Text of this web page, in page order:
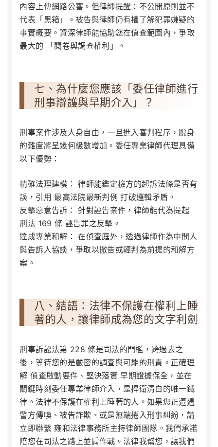
內容上傳網路公審。但律師提醒：不公開原則並不
代表「黑箱」。被告與律師仍有權了解犯罪嫌疑的
事實概要。資深律師能協助您在偵查範圍內，爭取
最大的 「閱卷與調查權利」。
七、為什麼您應該「委任律師進行
刑事辯護與早期介入」？
刑事案件涉及人身自由，一旦進入審判程序，脫身
的難度將呈幾何級數增加。委任專業律師代理具備
以下優勢：
精確法理建模： 律師能鑑定檢方的起訴法條是否有
誤，引用 最高法院最新判例 打破邏輯矛盾。
反擊惡意告訴：
針對誣告案件，律師能代為提起
刑法 169 條 誣告罪之反擊。
達成專業和解： 在偵查庭外，透過律師作為中間人
與告訴人協談，爭取以撤告或輕判為前提的和解方
案。
八、結語：法律不保護在權利上睡
著的人，讓律師成為您的文字利劍
刑事訴訟法第 228 條是司法的門檻，跨過去之
後，等待您的是嚴密的調查與可能的刑責。正確理
解偵查啟動要件 、堅決落實早期證據保全 ，並在
關鍵時刻委任專業律師介入，是捍衛清白的唯一鐵
律。法律不保護在權利上睡著的人。如果您正遭遇
警方傳喚、被告詐欺、或是無端捲入刑事糾紛，請
立即聯繫 雍和法律事務所主持律師團隊。我們承諾
陪您在司法之路上並肩作戰。法律我幫您，讓我們